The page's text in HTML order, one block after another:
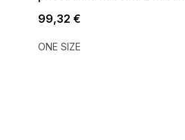
99,32 €
ONE SIZE